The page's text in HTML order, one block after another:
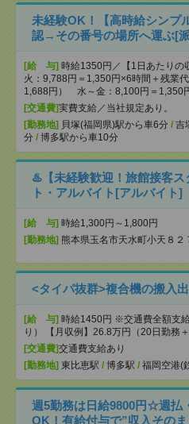
未経験OK！【高時給シンプ
認→その番号の場所へ運ぶ[
[給 与] 時給1350円／【1日あたりの
火：9,788円＝1,350円×6時間＋残業代
1,688円） 水～金：8,100円＝1,350
[交通費]実費支給／当社規定あり。
[勤務地] 貝塚(福岡県)駅から車6分 / 吉
分 / 博多駅から車10分
♨️【未経験歓迎！旅館接客ス
ト・アルバイト[アルバイト]
[給 与] 時給1,300円～1,800円
[勤務地] 熊本県玉名市天水町小天８２
<タイパ抜群>複合機の搬入
[給 与] 時給1450円 ※交通費全額支
り） 【月収例】26.8万円（20日勤務＋
[交通費]交通費支給あり
[勤務地] 東比恵駅 / 博多駅 / 福岡空港(
週5勤務は日給9800円☆週払
OK！有給付与で”収入そのま